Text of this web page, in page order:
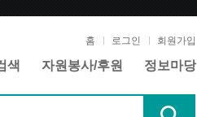
홈 로그인 회원가입
색 자원봉사/후원 정보마당